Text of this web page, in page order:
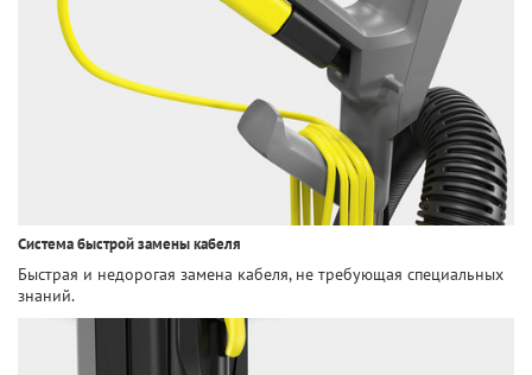
Система быстрой замены кабеля
Быстрая и недорогая замена кабеля, не требующая специальных
знаний.